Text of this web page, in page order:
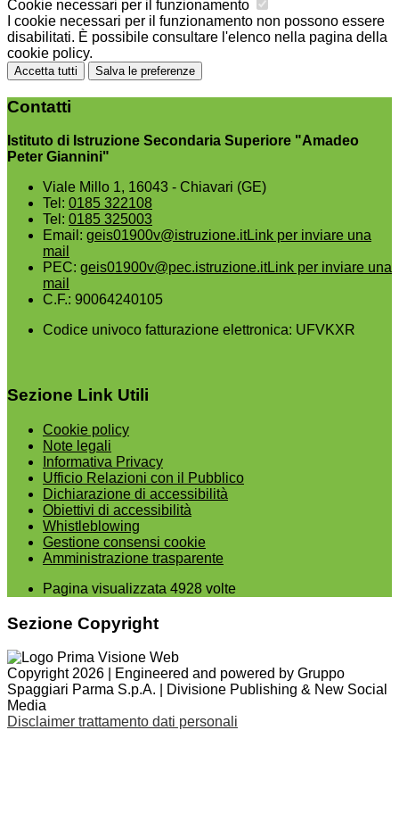
Cookie necessari per il funzionamento
I cookie necessari per il funzionamento non possono essere
disabilitati. È possibile consultare l'elenco nella pagina della
cookie policy.
Accetta tutti Salva le preferenze
Contatti
Istituto di Istruzione Secondaria Superiore "Amadeo
Peter Giannini"
Viale Millo 1, 16043 - Chiavari (GE)
Tel: 0185 322108
Tel: 0185 325003
Email: geis01900v@istruzione.itLink per inviare una
mail
PEC: geis01900v@pec.istruzione.itLink per inviare una
mail
C.F.: 90064240105
Codice univoco fatturazione elettronica: UFVKXR
Sezione Link Utili
Cookie policy
Note legali
Informativa Privacy
Ufficio Relazioni con il Pubblico
Dichiarazione di accessibilità
Obiettivi di accessibilità
Whistleblowing
Gestione consensi cookie
Amministrazione trasparente
Pagina visualizzata 4928 volte
Sezione Copyright
Copyright 2026 | Engineered and powered by Gruppo
Spaggiari Parma S.p.A. | Divisione Publishing & New Social
Media
Disclaimer trattamento dati personali